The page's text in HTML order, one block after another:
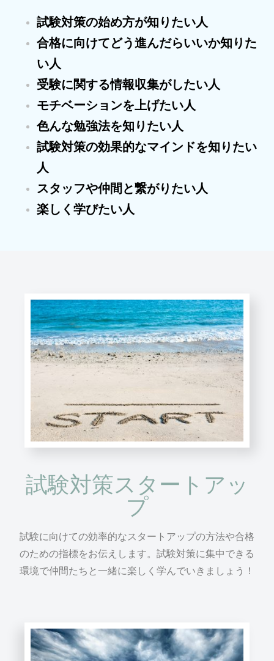
試験対策の始め方が知りたい人
合格に向けてどう進んだらいいか知りた
い人
受験に関する情報収集がしたい人
モチベーションを上げたい人
色んな勉強法を知りたい人
試験対策の効果的なマインドを知りたい
人
スタッフや仲間と繋がりたい人
楽しく学びたい人
試験対策スタートアッ
プ
試験に向けての効率的なスタートアップの方法や合格
のための指標をお伝えします。試験対策に集中できる
環境で仲間たちと一緒に楽しく学んでいきましょう！